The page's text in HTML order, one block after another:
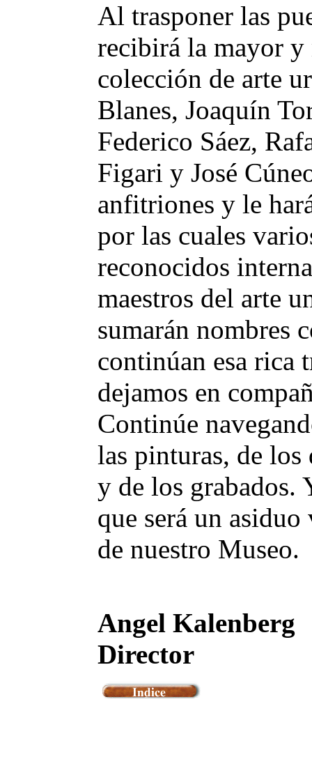
Al trasponer las
recibirá la mayor
colección de arte
Blanes, Joaquín
Federico Sáez,
Figari y José
anfitriones y le
por las cuales
reconocidos
maestros del arte
sumarán nombres
continúan esa rica
dejamos en
Continúe
las pinturas, de los
y de los grabados.
que será un
de nuestro Museo.
Angel Kalenberg
Director